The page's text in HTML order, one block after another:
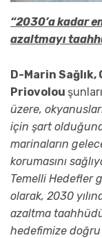
“2030’a kadar
azaltmayı
D-Marin
Priovolou
üzere,
için şart
marinaların
korumasını
Temelli Hedefler
olarak, 2030
azaltma
hedefimize